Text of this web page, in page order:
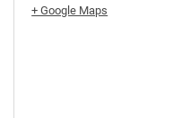
+ Google Maps